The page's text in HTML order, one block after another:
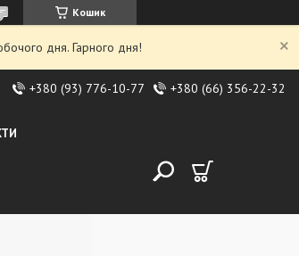
Кошик
дня. Гарного дня!
+380 (93) 776-10-77 +380 (66) 356-22-32